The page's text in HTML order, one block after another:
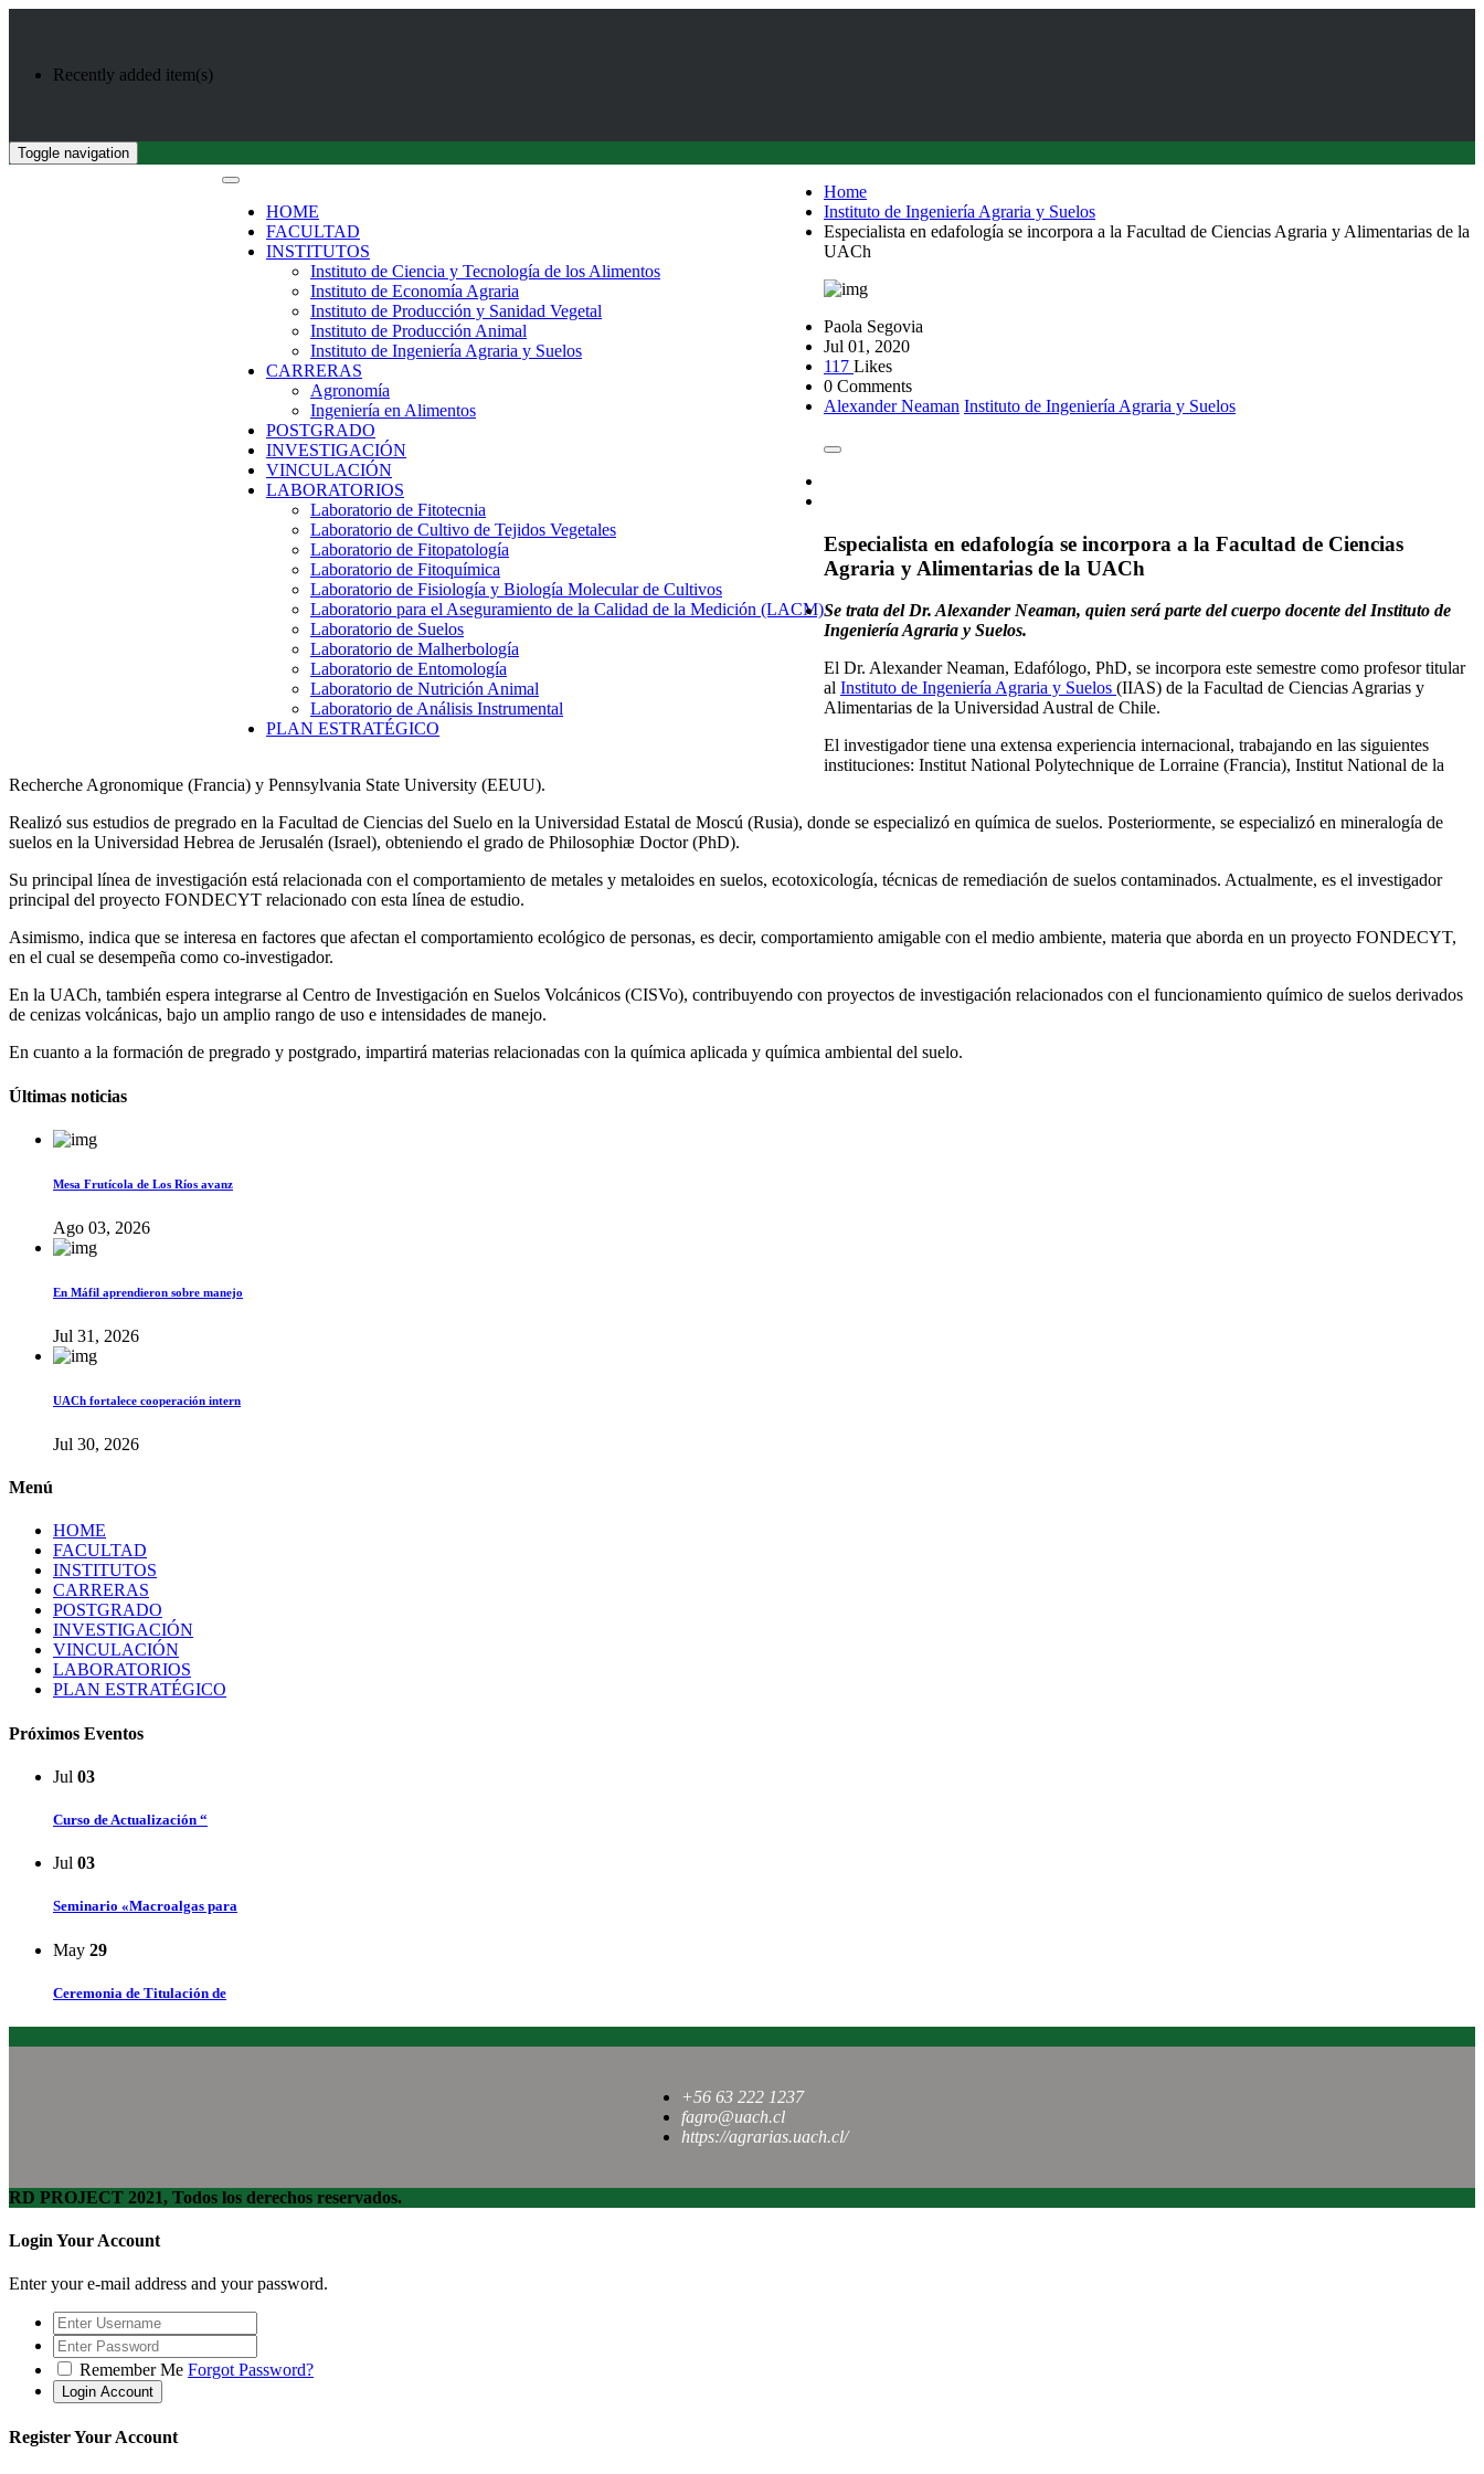
Recently added item(s)
Toggle navigation
HOME
FACULTAD
INSTITUTOS
Instituto de Ciencia y Tecnología de los Alimentos
Instituto de Economía Agraria
Instituto de Producción y Sanidad Vegetal
Instituto de Producción Animal
Instituto de Ingeniería Agraria y Suelos
CARRERAS
Agronomía
Ingeniería en Alimentos
POSTGRADO
INVESTIGACIÓN
VINCULACIÓN
LABORATORIOS
Laboratorio de Fitotecnia
Laboratorio de Cultivo de Tejidos Vegetales
Laboratorio de Fitopatología
Laboratorio de Fitoquímica
Laboratorio de Fisiología y Biología Molecular de Cultivos
Laboratorio para el Aseguramiento de la Calidad de la Medición (LACM)
Laboratorio de Suelos
Laboratorio de Malherbología
Laboratorio de Entomología
Laboratorio de Nutrición Animal
Laboratorio de Análisis Instrumental
PLAN ESTRATÉGICO
Home
Instituto de Ingeniería Agraria y Suelos
Especialista en edafología se incorpora a la Facultad de Ciencias Agraria y Alimentarias de la
UACh
Paola Segovia
Jul 01, 2020
117 Likes
0 Comments
Alexander Neaman Instituto de Ingeniería Agraria y Suelos
Especialista en edafología se incorpora a la Facultad de Ciencias
Agraria y Alimentarias de la UACh
Se trata del Dr. Alexander Neaman, quien será parte del cuerpo docente del Instituto de
Ingeniería Agraria y Suelos.
El Dr. Alexander Neaman, Edafólogo, PhD, se incorpora este semestre como profesor titular
al Instituto de Ingeniería Agraria y Suelos (IIAS) de la Facultad de Ciencias Agrarias y
Alimentarias de la Universidad Austral de Chile.
El investigador tiene una extensa experiencia internacional, trabajando en las siguientes
instituciones: Institut National Polytechnique de Lorraine (Francia), Institut National de la
Recherche Agronomique (Francia) y Pennsylvania State University (EEUU).
Realizó sus estudios de pregrado en la Facultad de Ciencias del Suelo en la Universidad Estatal de Moscú (Rusia), donde se especializó en química de suelos. Posteriormente, se especializó en mineralogía de
suelos en la Universidad Hebrea de Jerusalén (Israel), obteniendo el grado de Philosophiæ Doctor (PhD).
Su principal línea de investigación está relacionada con el comportamiento de metales y metaloides en suelos, ecotoxicología, técnicas de remediación de suelos contaminados. Actualmente, es el investigador
principal del proyecto FONDECYT relacionado con esta línea de estudio.
Asimismo, indica que se interesa en factores que afectan el comportamiento ecológico de personas, es decir, comportamiento amigable con el medio ambiente, materia que aborda en un proyecto FONDECYT,
en el cual se desempeña como co-investigador.
En la UACh, también espera integrarse al Centro de Investigación en Suelos Volcánicos (CISVo), contribuyendo con proyectos de investigación relacionados con el funcionamiento químico de suelos derivados
de cenizas volcánicas, bajo un amplio rango de uso e intensidades de manejo.
En cuanto a la formación de pregrado y postgrado, impartirá materias relacionadas con la química aplicada y química ambiental del suelo.
Últimas noticias
Mesa Frutícola de Los Ríos avanz
Ago 03, 2026
En Máfil aprendieron sobre manejo
Jul 31, 2026
UACh fortalece cooperación intern
Jul 30, 2026
Menú
HOME
FACULTAD
INSTITUTOS
CARRERAS
POSTGRADO
INVESTIGACIÓN
VINCULACIÓN
LABORATORIOS
PLAN ESTRATÉGICO
Próximos Eventos
Jul 03
Curso de Actualización “
Jul 03
Seminario «Macroalgas para
May 29
Ceremonia de Titulación de
+56 63 222 1237
fagro@uach.cl
https://agrarias.uach.cl/
RD PROJECT 2021, Todos los derechos reservados.
Login Your Account
Enter your e-mail address and your password.
Remember Me Forgot Password?
Register Your Account